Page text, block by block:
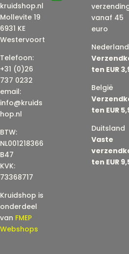
kruidshop.nl
Mollevite 19
6931 KE
Westervoort
Telefoon:
+31 (0)26
737 0232
email:
info@kruids
hop.nl
BTW:
NL001218366
B47
KVK:
73368717
Kruidshop is
onderdeel
van FMEP
Webshops
vanaf 45
euro
Nederland
ten EUR
België
ten EUR
Duitsland
Vaste
ten EUR